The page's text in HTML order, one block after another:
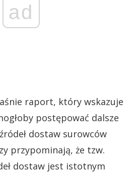
ad
raport, który wskazuje
postępować dalsze
dostaw surowców
przypominają, że tzw.
dostaw jest istotnym